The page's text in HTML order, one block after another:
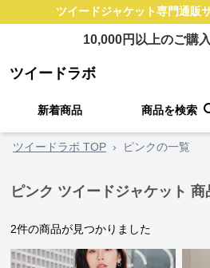
ツイードジャケット専門通販
10,000円以上のご購
ツイードラボ
新着商品 商品を検索
ツイードラボ TOP › ピンクの一覧
ピンク ツイードジャケット 商
2件の商品が見つかりました